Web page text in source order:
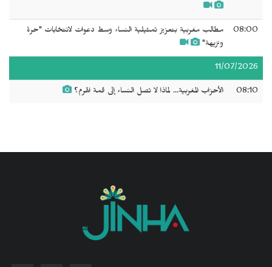
08:00
مطالب مغربية بتعزيز تمثيلية النساء وسط دعوات لانتخابات "حرة
ونزيهة"
11/07/2026
08:10 الأحزاب المغربية... لماذا لا تصل النساء إلى قمة الهرم؟